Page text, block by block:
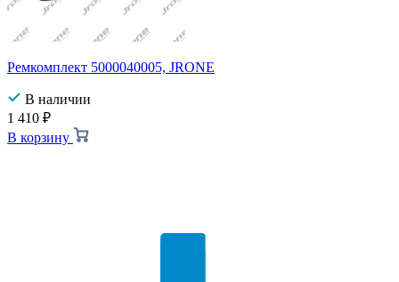
Ремкомплект 5000040005, JRONE
В наличии
1 410 ₽
В корзину